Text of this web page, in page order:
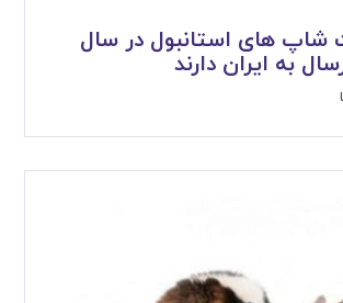
شاپ های استانبول در سال